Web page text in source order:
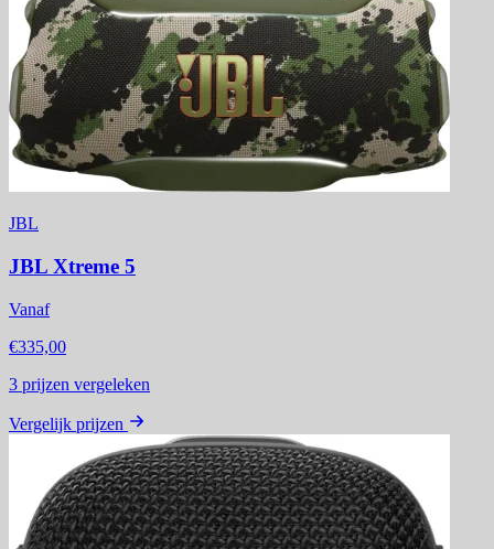
JBL
JBL Xtreme 5
Vanaf
€335,00
3 prijzen vergeleken
Vergelijk prijzen